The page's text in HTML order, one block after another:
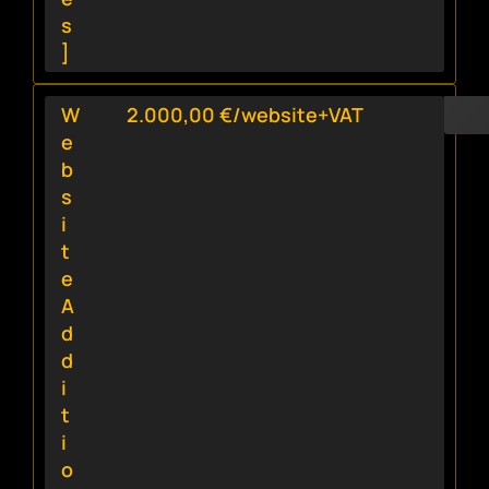
s
]
W
e
b
s
i
t
e
A
d
d
i
t
i
o
2.000,00 €/website+VAT